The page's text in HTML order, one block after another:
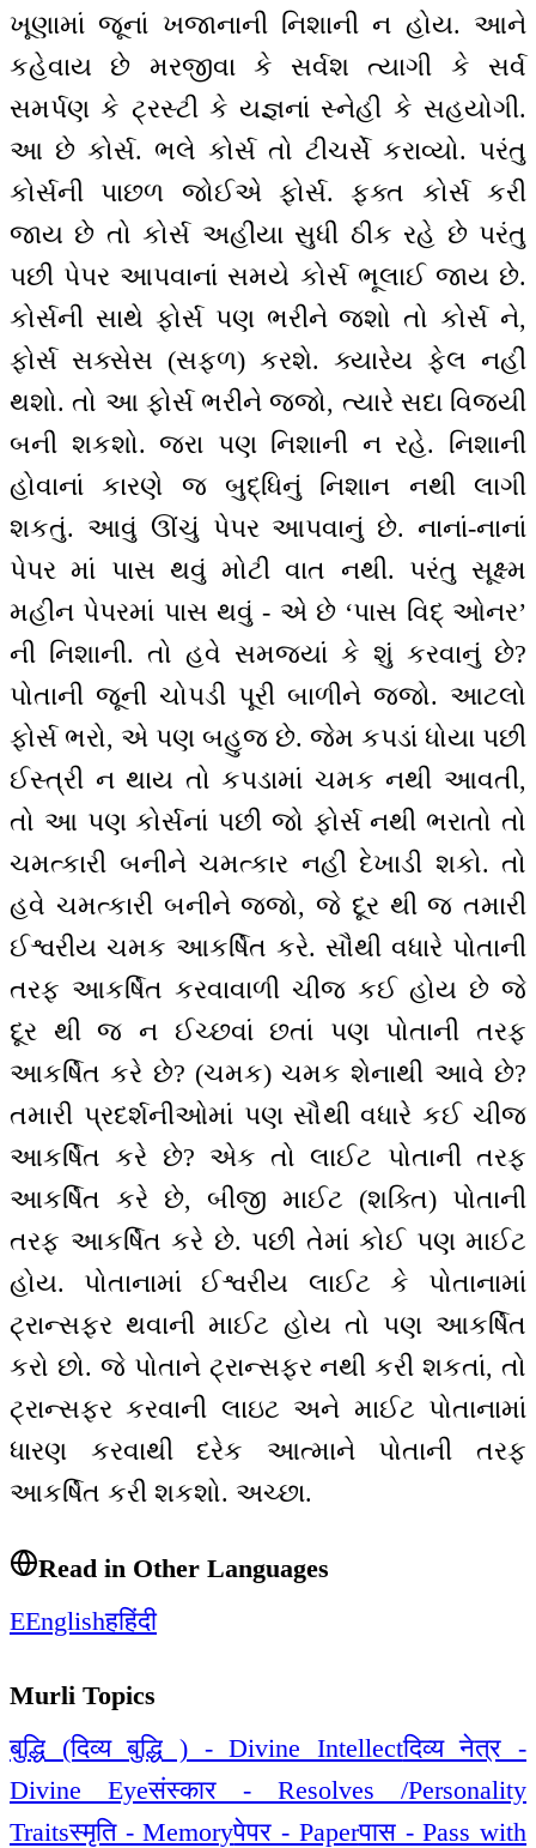
ખૂણામાં જૂનાં ખજાનાની નિશાની ન હોય. આને
કહેવાય છે મરજીવા કે સર્વશ ત્યાગી કે સર્વ
સમર્પણ કે ટ્રસ્ટી કે યજ્ઞનાં સ્નેહી કે સહયોગી.
આ છે કોર્સ. ભલે કોર્સ તો ટીચર્સે કરાવ્યો. પરંતુ
કોર્સની પાછળ જોઈએ ફોર્સ. ફક્ત કોર્સ કરી
જાય છે તો કોર્સ અહીંયા સુધી ઠીક રહે છે પરંતુ
પછી પેપર આપવાનાં સમયે કોર્સ ભૂલાઈ જાય છે.
કોર્સની સાથે ફોર્સ પણ ભરીને જશો તો કોર્સ ને,
ફોર્સ સક્સેસ (સફળ) કરશે. ક્યારેય ફેલ નહીં
થશો. તો આ ફોર્સ ભરીને જજો, ત્યારે સદા વિજયી
બની શકશો. જરા પણ નિશાની ન રહે. નિશાની
હોવાનાં કારણે જ બુદ્ધિનું નિશાન નથી લાગી
શકતું. આવું ઊંચું પેપર આપવાનું છે. નાનાં-નાનાં
પેપર માં પાસ થવું મોટી વાત નથી. પરંતુ સૂક્ષ્મ
મહીન પેપરમાં પાસ થવું - એ છે ‘પાસ વિદ્ ઓનર’
ની નિશાની. તો હવે સમજ્યાં કે શું કરવાનું છે?
પોતાની જૂની ચોપડી પૂરી બાળીને જજો. આટલો
ફોર્સ ભરો, એ પણ બહુજ છે. જેમ કપડાં ધોયા પછી
ઈસ્ત્રી ન થાય તો કપડામાં ચમક નથી આવતી,
તો આ પણ કોર્સનાં પછી જો ફોર્સ નથી ભરાતો તો
ચમત્કારી બનીને ચમત્કાર નહીં દેખાડી શકો. તો
હવે ચમત્કારી બનીને જજો, જે દૂર થી જ તમારી
ઈશ્વરીય ચમક આકર્ષિત કરે. સૌથી વધારે પોતાની
તરફ આકર્ષિત કરવાવાળી ચીજ કઈ હોય છે જે
દૂર થી જ ન ઈચ્છવાં છતાં પણ પોતાની તરફ
આકર્ષિત કરે છે? (ચમક) ચમક શેનાથી આવે છે?
તમારી પ્રદર્શનીઓમાં પણ સૌથી વધારે કઈ ચીજ
આકર્ષિત કરે છે? એક તો લાઈટ પોતાની તરફ
આકર્ષિત કરે છે, બીજી માઈટ (શક્તિ) પોતાની
તરફ આકર્ષિત કરે છે. પછી તેમાં કોઈ પણ માઈટ
હોય. પોતાનામાં ઈશ્વરીય લાઈટ કે પોતાનામાં
ટ્રાન્સફર થવાની માઈટ હોય તો પણ આકર્ષિત
કરો છો. જે પોતાને ટ્રાન્સફર નથી કરી શકતાં, તો
ટ્રાન્સફર કરવાની લાઇટ અને માઈટ પોતાનામાં
ધારણ કરવાથી દરેક આત્માને પોતાની તરફ
આકર્ષિત કરી શકશો. અચ્છા.
Read in Other Languages
EEnglishहहिंदी
Murli Topics
बुद्धि (दिव्य बुद्धि ) - Divine Intellectदिव्य नेत्र -
Divine Eyeसंस्कार - Resolves /Personality
Traitsस्मृति - Memoryपेपर - Paperपास - Pass with